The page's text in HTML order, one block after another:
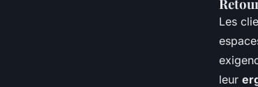
Les
leur